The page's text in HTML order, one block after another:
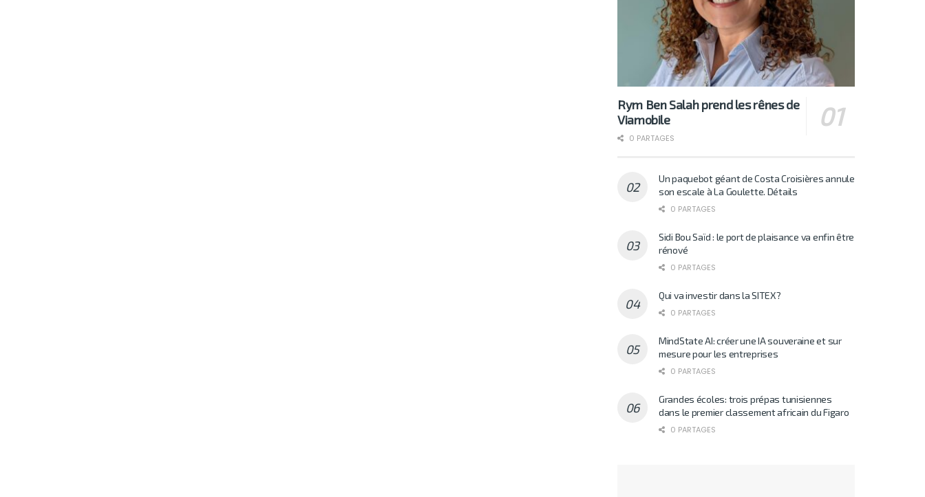
Rym Ben Salah prend les rênes de
Viamobile
0 PARTAGES
Un paquebot géant de Costa Croisières annule
son escale à La Goulette. Détails
0 PARTAGES
Sidi Bou Saïd : le port de plaisance va enfin être
rénové
0 PARTAGES
Qui va investir dans la SITEX?
0 PARTAGES
MindState AI: créer une IA souveraine et sur
mesure pour les entreprises
0 PARTAGES
Grandes écoles: trois prépas tunisiennes
dans le premier classement africain du Figaro
0 PARTAGES